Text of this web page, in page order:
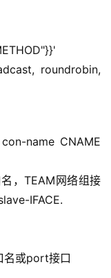
roundrobin,
name CNAME
，TEAM网络组接
IFACE.
或port接口